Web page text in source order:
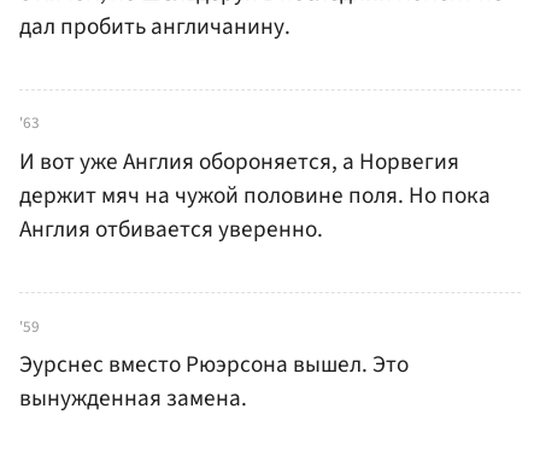
дал пробить англичанину.
'63
И вот уже Англия обороняется, а Норвегия
держит мяч на чужой половине поля. Но пока
Англия отбивается уверенно.
'59
Эурснес вместо Рюэрсона вышел. Это
вынужденная замена.